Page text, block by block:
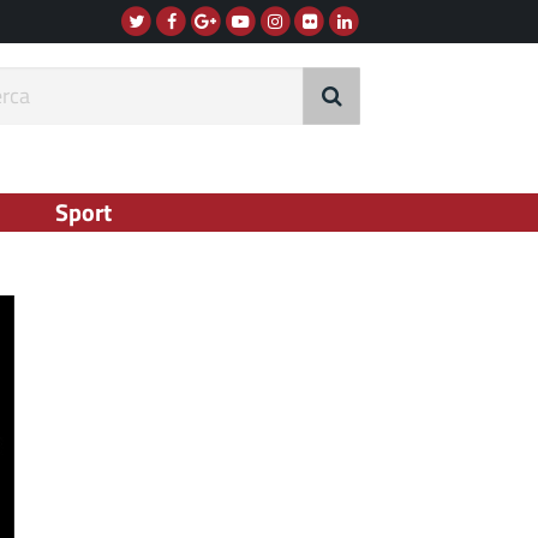
TwitterFacebook
G+ YoutubeInstagram
Flickr
Sport